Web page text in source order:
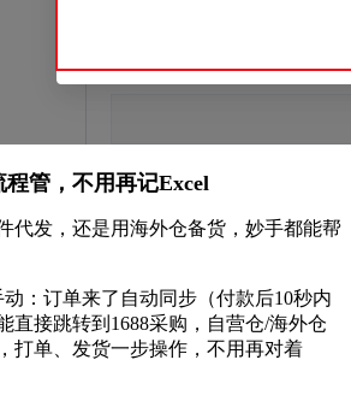
程管，不用再记Excel
代发，还是用海外仓备货，妙手都能帮
：订单来了自动同步（付款后10秒内
直接跳转到1688采购，自营仓/海外仓
打单、发货一步操作，不用再对着